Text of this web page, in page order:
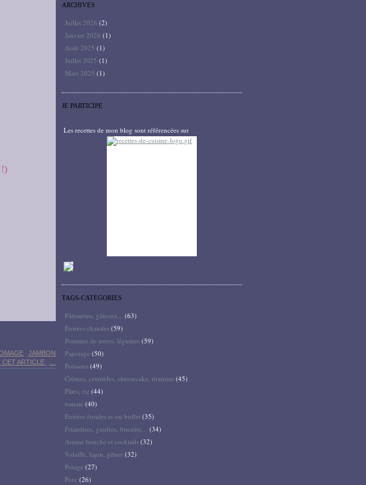
!)
JAMBON
CET ARTICLE
ARCHIVES
Juillet 2026 (2)
Janvier 2026 (1)
Août 2025 (1)
Juillet 2025 (1)
Mars 2025 (1)
JE PARTICIPE
Les recettes de mon blog sont référencées sur
TAGS-CATÉGORIES
Pâtisseries, gâteaux... (63)
Entrées chaudes (59)
Pommes de terres, légumes (59)
Papotage (50)
Poissons (49)
Crèmes, crumbles, cheesecake, tiramisu (45)
Pâtes, riz (44)
tomate (40)
Entrées froides et-ou buffet (35)
Friandises, gaufres, biscuits,... (34)
Amuse bouche et cocktails (32)
Volaille, lapin, gibier (32)
Potage (27)
Porc (26)